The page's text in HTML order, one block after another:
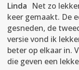
Linda Net zo
keer gemaakt. De
gesneden, de
versie vond ik
beter op elkaar in.
die geven een